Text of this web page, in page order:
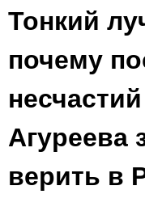
Тонкий
почему
Агуреева
верить в